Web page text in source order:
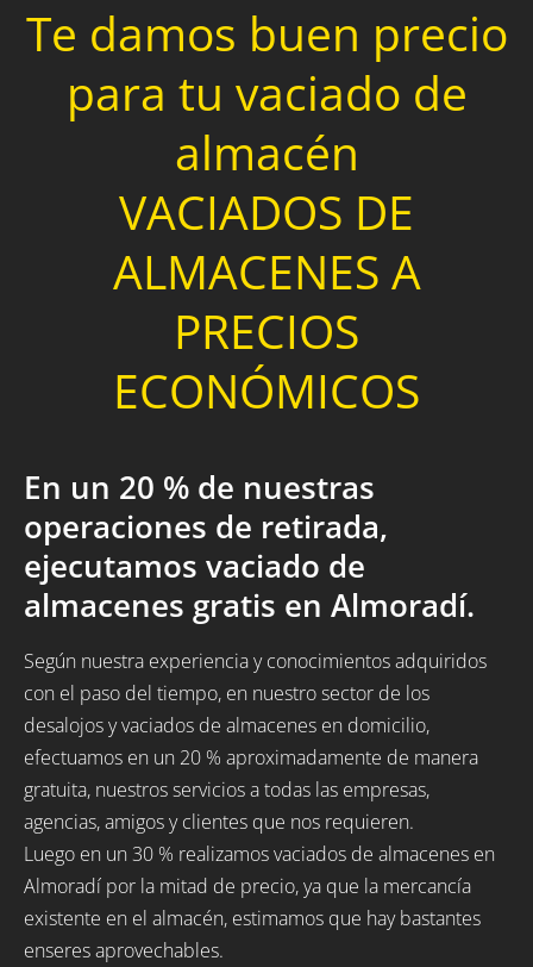
Te damos buen precio
para tu vaciado de
almacén
VACIADOS DE
ALMACENES A
PRECIOS
ECONÓMICOS
En un 20 % de nuestras
operaciones de retirada,
ejecutamos vaciado de
almacenes gratis en Almoradí.
Según nuestra experiencia y conocimientos adquiridos
con el paso del tiempo, en nuestro sector de los
desalojos y vaciados de almacenes en domicilio,
efectuamos en un 20 % aproximadamente de manera
gratuita, nuestros servicios a todas las empresas,
agencias, amigos y clientes que nos requieren.
Luego en un 30 % realizamos vaciados de almacenes en
Almoradí por la mitad de precio, ya que la mercancía
existente en el almacén, estimamos que hay bastantes
enseres aprovechables.